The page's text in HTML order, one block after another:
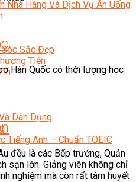
Nhà Hàng Và Dịch Vụ Ăn Uống
Sắc Đẹp
Tiện
Dân Dụng
Tiếng Anh – Chuẩn TOEIC
Hàn Quốc có thời lượng học
đều là các Bếp trưởng, Quản
sạn lớn. Giảng viên không chỉ
nghiệm mà còn rất tâm huyết